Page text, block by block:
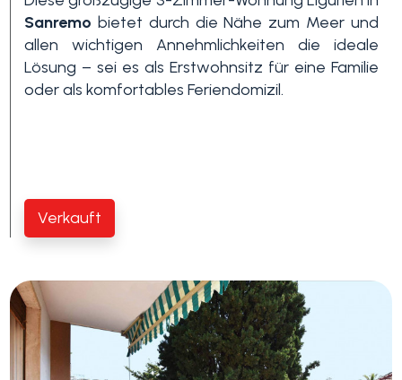
Sanremo bietet durch die Nähe zum Meer und
allen wichtigen Annehmlichkeiten die ideale
Lösung – sei es als Erstwohnsitz für eine Familie
oder als komfortables Feriendomizil.
Verkauft
Optionen
-
Mehrfachauswahl
Aufzug
Schwimmbad
Meerblick